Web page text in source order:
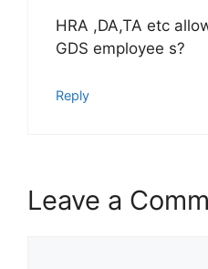
HRA ,DA,TA etc
GDS employee s?
Reply
Leave a